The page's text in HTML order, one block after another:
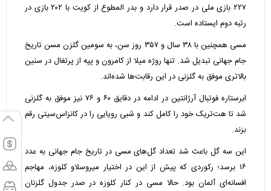
۲۲۷ بازی ملی در صدر قرار دارد و بدر المطوع از کویت با ۲۰۲ بازی در
رتبه دوم ایستاده است.
مسی همچنین با ۳۸ سال و ۳۵۷ روز سن، به سومین گلزن مسن تاریخ
جام جهانی تبدیل شد. تنها روژه میلا از کامرون و پپه از پرتغال در سنین
بالاتری موفق به گلزنی در این رقابت‌ها شده‌اند.
ابرستاره فوتبال آرژانتین در ادامه در دقایق ۶۰ و ۷۶ نیز موفق به گلزنی
شد تا هت‌تریک خود را کامل کند و شبی رویایی را در کانزاس‌سیتی رقم
بزند.
این سه گل باعث شد تعداد گل‌های مسی در تاریخ جام جهانی به عدد
۱۶ برسد؛ رکوردی که پیش از این در اختیار میروسلاو کلوزه، مهاجم
افسانه‌ای آلمان بود. حالا مسی در کنار کلوزه در صدر جدول گلزنان